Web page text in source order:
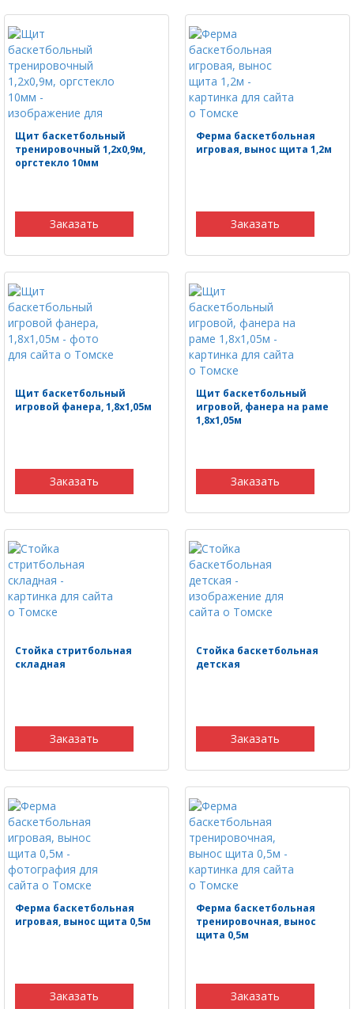
Щит баскетбольный
тренировочный 1,2х0,9м,
оргстекло 10мм
Заказать
Ферма баскетбольная
игровая, вынос щита 1,2м
Заказать
Щит баскетбольный
игровой фанера, 1,8х1,05м
Заказать
Щит баскетбольный
игровой, фанера на раме
1,8х1,05м
Заказать
Стойка стритбольная
складная
Заказать
Стойка баскетбольная
детская
Заказать
Ферма баскетбольная
игровая, вынос щита 0,5м
Заказать
Ферма баскетбольная
тренировочная, вынос
щита 0,5м
Заказать